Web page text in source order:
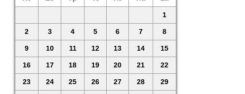
1
2 3 4 5 6 7 8
9 10 11 12 13 14 15
16 17 18 19 20 21 22
23 24 25 26 27 28 29